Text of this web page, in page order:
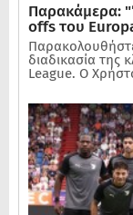
Παρακάμερα:
offs του
διαδικασία
League. Ο